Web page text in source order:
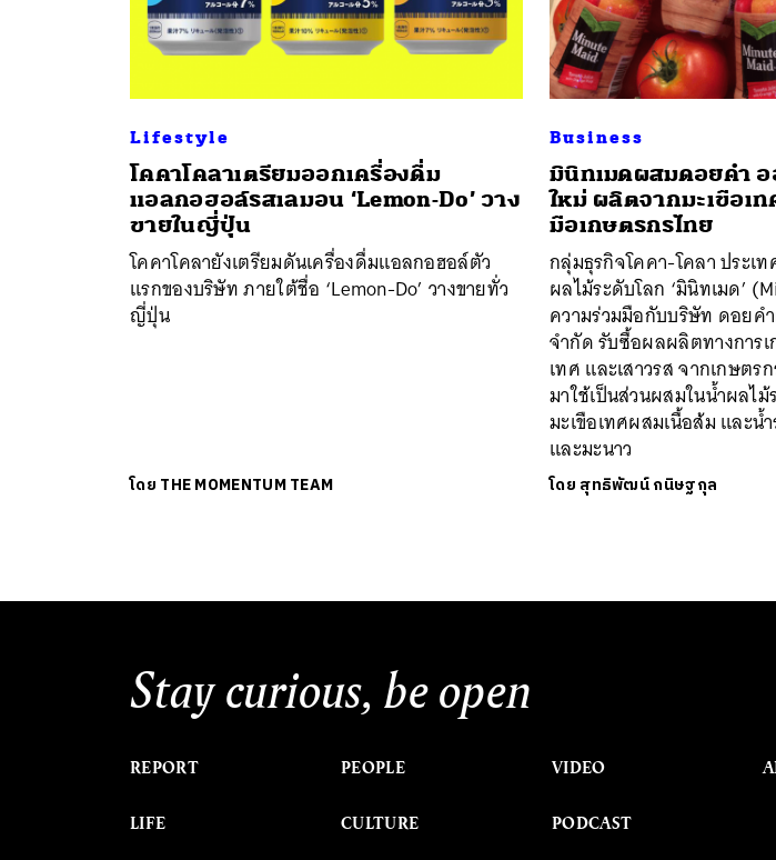
Lifestyle
โคคาโคลาเตรียมออกเครื่องดื่ม
แอลกอฮอล์รสเลมอน ‘Lemon-Do’ วาง
ขายในญี่ปุ่น
โคคาโคลายังเตรียมดันเครื่องดื่มแอลกอฮอล์ตัว
แรกของบริษัท ภายใต้ชื่อ ‘Lemon-Do’ วางขายทั่ว
ญี่ปุ่น
โดย THE MOMENTUM TEAM
Business
มินิทเมดผสมดอยคำ
ใหม่ ผลิตจากมะเขือเ
มือเกษตรกรไทย
กลุ่มธุรกิจโคคา-โคลา ประเ
ผลไม้ระดับโลก ‘มินิทเมด’
ความร่วมมือกับบริษัท ดอย
จำกัด รับซื้อผลผลิตทางการ
เทศ และเสาวรส จากเกษตร
มาใช้เป็นส่วนผสมในน้ำผลไ
มะเขือเทศผสมเนื้อส้ม และน้
และมะนาว
โดย สุทธิพัฒน์ กนิษฐกุล
Stay curious, be open
REPORT
LIFE
PEOPLE
CULTURE
VIDEO
PODCAST
ค้นหา
SHARE TWEET